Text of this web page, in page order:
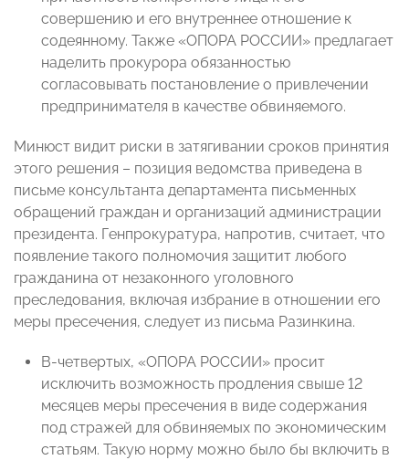
совершению и его внутреннее отношение к
содеянному. Также «ОПОРА РОССИИ» предлагает
наделить прокурора обязанностью
согласовывать постановление о привлечении
предпринимателя в качестве обвиняемого.
Минюст видит риски в затягивании сроков принятия
этого решения – позиция ведомства приведена в
письме консультанта департамента письменных
обращений граждан и организаций администрации
президента. Генпрокуратура, напротив, считает, что
появление такого полномочия защитит любого
гражданина от незаконного уголовного
преследования, включая избрание в отношении его
меры пресечения, следует из письма Разинкина.
В-четвертых, «ОПОРА РОССИИ» просит
исключить возможность продления свыше 12
месяцев меры пресечения в виде содержания
под стражей для обвиняемых по экономическим
статьям. Такую норму можно было бы включить в